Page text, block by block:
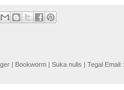
| Bookworm | Suka nulis | Tegal Email